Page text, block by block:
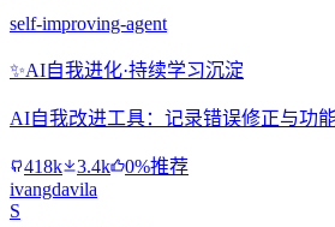
self-improving-agent
✨AI自我进化·持续学习沉淀
AI自我改进工具：记录错误修正与功
418k 3.4k
0%推荐
ivangdavila
S